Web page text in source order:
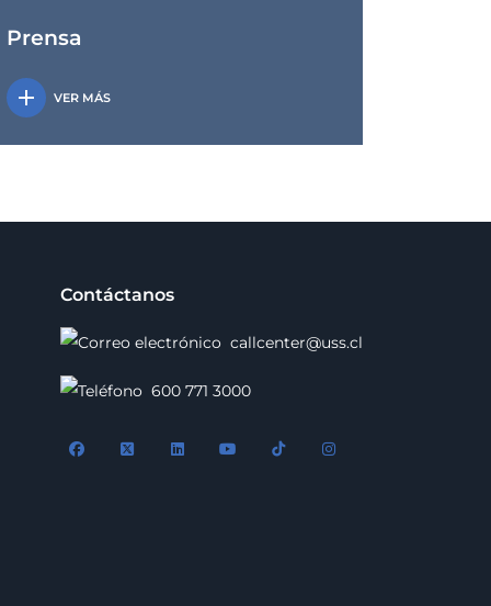
Prensa
add VER MÁS
Contáctanos
callcenter@uss.cl
600 771 3000